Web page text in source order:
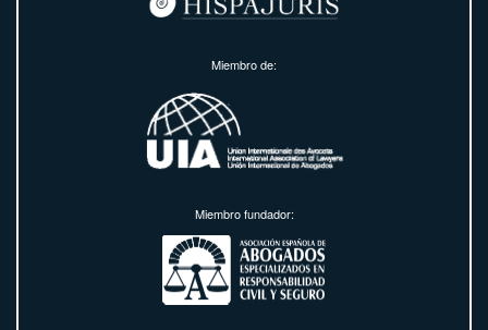
Miembro de:
Miembro fundador: